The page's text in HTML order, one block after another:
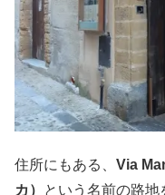
住所にもある、 Via
カ）
という名前の路地